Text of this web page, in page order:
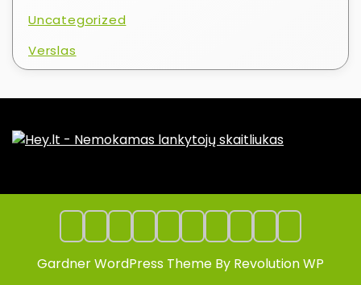
Uncategorized
Verslas
Gardner WordPress Theme By Revolution WP